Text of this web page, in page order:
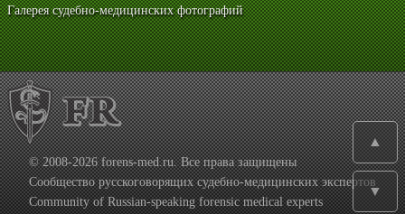
Галерея судебно-медицинских фотографий
© 2008-2026 forens-med.ru. Все права защищены
Сообщество русскоговорящих судебно-медицинских экспертов
Community of Russian-speaking forensic medical experts
▲
▼